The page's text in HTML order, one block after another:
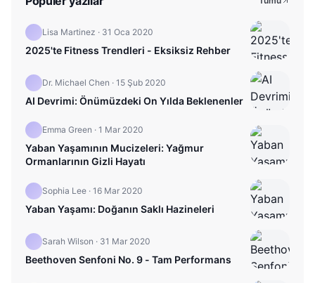
Lisa Martinez · 31 Oca 2020
2025'te Fitness Trendleri - Eksiksiz Rehber
Dr. Michael Chen · 15 Şub 2020
AI Devrimi: Önümüzdeki On Yılda Beklenenler
Emma Green · 1 Mar 2020
Yaban Yaşamının Mucizeleri: Yağmur
Ormanlarının Gizli Hayatı
Sophia Lee · 16 Mar 2020
Yaban Yaşamı: Doğanın Saklı Hazineleri
Sarah Wilson · 31 Mar 2020
Beethoven Senfoni No. 9 - Tam Performans